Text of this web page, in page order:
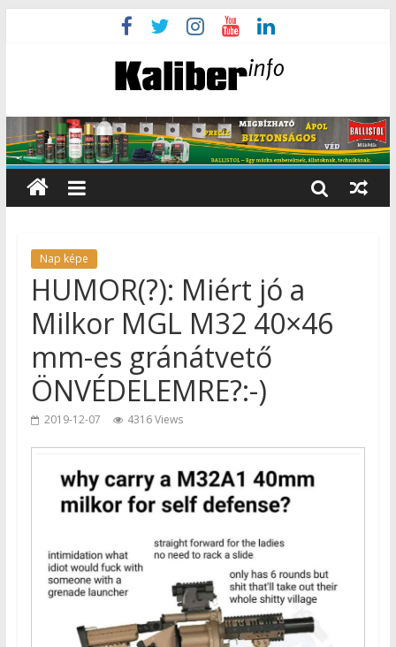
Nap képe
HUMOR(?): Miért jó a
Milkor MGL M32 40×46
mm-es gránátvető
ÖNVÉDELEMRE?:-)
2019-12-07 4316 Views